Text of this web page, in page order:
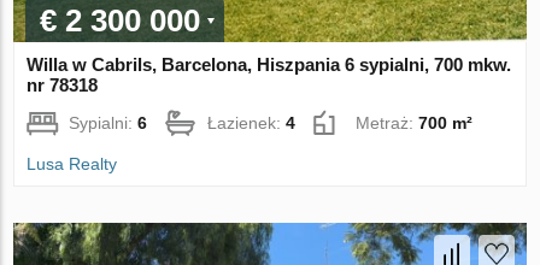
€ 2 300 000
Willa w Cabrils, Barcelona, Hiszpania 6 sypialni, 700 mkw.
nr 78318
Sypialni:6 Łazienek:4 Metraż:700 m²
Lusa Realty